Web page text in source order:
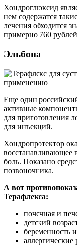
Хондроглюксид
нем содержатся
лечения обходится
примерно 760
Эльбона
Еще один
активные
для приготовления
для инъекций.
Хондропротектор
восстанавливающее
боль. Показано
позвоночника.
А вот
Терафлекса:
почечная и
детский
беременность